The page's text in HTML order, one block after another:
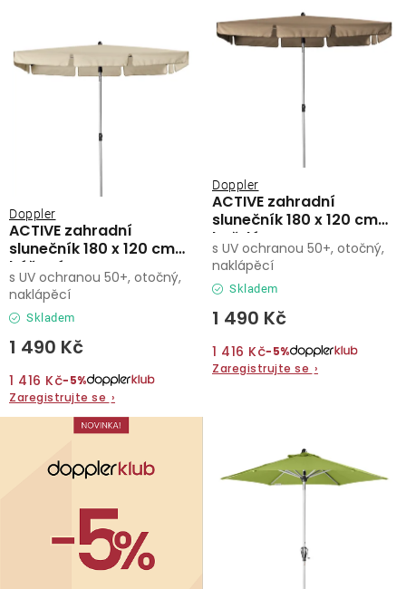
ACTIVE zahradní
slunečník 180 x 120 cm
béžová
Doppler
Skladem
1 490 Kč
1 416 Kč−5%
Zaregistrujte se ›
s UV ochranou 50+, otočný,
naklápěcí
ACTIVE zahradní
slunečník 180 x 120 cm
hnědá
Doppler
Skladem
1 490 Kč
1 416 Kč−5%
Zaregistrujte se ›
s UV ochranou 50+, otočný,
naklápěcí